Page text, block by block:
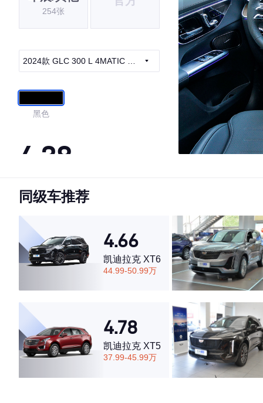
254张
2024款 GLC 300 L 4MATIC 动
黑色
4.38
·外观表现一般，低于77%同级车
·空间表现一般，低于83%同级车
同级车推荐
4.66
凯迪拉克 XT6
44.99-50.99万
4.78
凯迪拉克 XT5
37.99-45.99万